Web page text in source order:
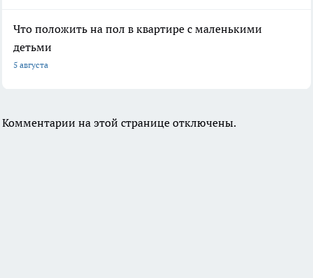
Что положить на пол в квартире с маленькими
детьми
5 августа
Комментарии на этой странице отключены.